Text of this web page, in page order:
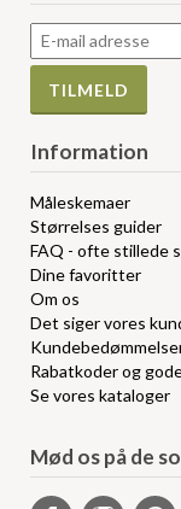
Information
Måleskemaer
Størrelses guider
FAQ - ofte stillede
Dine favoritter
Om os
Det siger vores
Rabatkoder og
Se vores kataloger
Mød os på de